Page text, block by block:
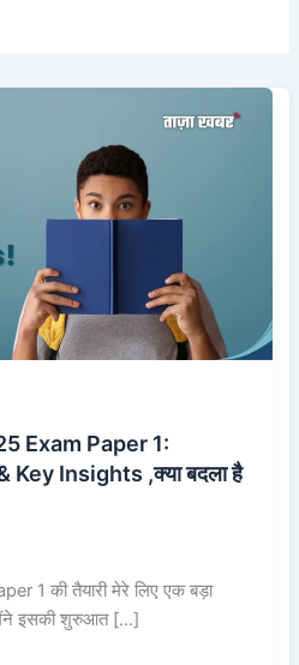
Exam Paper 1:
Insights ,क्या बदला है
1 की तैयारी मेरे लिए एक बड़ा
इसकी शुरुआत […]